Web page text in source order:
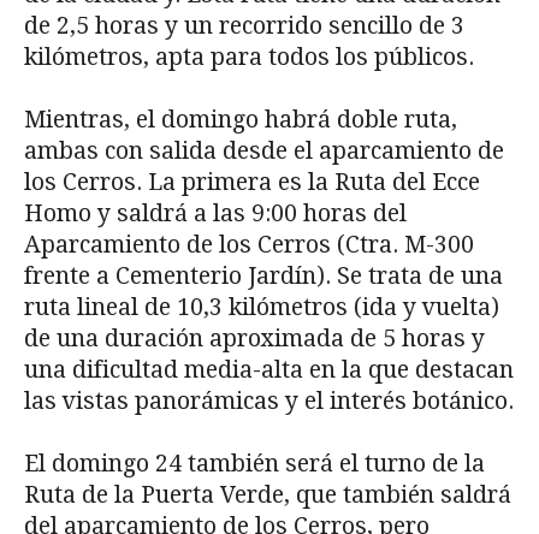
de 2,5 horas y un recorrido sencillo de 3
kilómetros, apta para todos los públicos.
Mientras, el domingo habrá doble ruta,
ambas con salida desde el aparcamiento de
los Cerros. La primera es la Ruta del Ecce
Homo y saldrá a las 9:00 horas del
Aparcamiento de los Cerros (Ctra. M-300
frente a Cementerio Jardín). Se trata de una
ruta lineal de 10,3 kilómetros (ida y vuelta)
de una duración aproximada de 5 horas y
una dificultad media-alta en la que destacan
las vistas panorámicas y el interés botánico.
El domingo 24 también será el turno de la
Ruta de la Puerta Verde, que también saldrá
del aparcamiento de los Cerros, pero